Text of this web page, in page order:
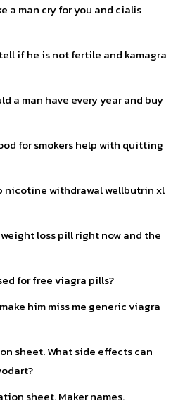
a man cry for you and cialis
if he is not fertile and kamagra
a man have every year and buy
for smokers help with quitting
nicotine withdrawal wellbutrin xl
loss pill right now and the
for free viagra pills?
him miss me generic viagra
sheet. What side effects can
sheet. Maker names.